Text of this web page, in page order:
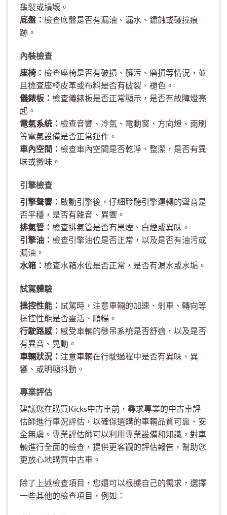
龜裂或損壞。
底盤： 檢查底盤是否有漏油、漏水、鏽蝕或碰撞痕
跡。
內裝檢查
座椅： 檢查座椅是否有破損、髒污、磨損等情況，並
且檢查座椅皮革或布料是否有破裂、褪色。
儀錶板： 檢查儀錶板是否正常顯示，是否有故障燈亮
起。
電氣系統： 檢查音響、冷氣、電動窗、方向燈、雨刷
等電氣設備是否正常運作。
車內空間： 檢查車內空間是否乾淨、整潔，是否有異
味或黴味。
引擎檢查
引擎聲響： 啟動引擎後，仔細聆聽引擎運轉的聲音是
否平穩，是否有雜音、異響。
排氣管： 檢查排氣管是否有黑煙、白煙或異味。
引擎油： 檢查引擎油位是否正常，以及是否有油污或
漏油。
水箱： 檢查水箱水位是否正常，是否有漏水或水垢。
試駕體驗
操控性能： 試駕時，注意車輛的加速、剎車、轉向等
操控性能是否靈活、順暢。
行駛路感： 感受車輛的懸吊系統是否舒適，以及是否
有異音、晃動。
車輛狀況： 注意車輛在行駛過程中是否有異味、異
響、或明顯抖動。
專業評估
建議您在購買Kicks中古車前，尋求專業的中古車評
估師進行車況評估，以確保選購的車輛品質可靠、安
全無虞。專業評估師可以利用專業設備和知識，對車
輛進行全面的檢查，提供更客觀的評估報告，幫助您
更放心地購買中古車。
除了上述檢查項目，您還可以根據自己的需求，選擇
一些其他的檢查項目，例如：